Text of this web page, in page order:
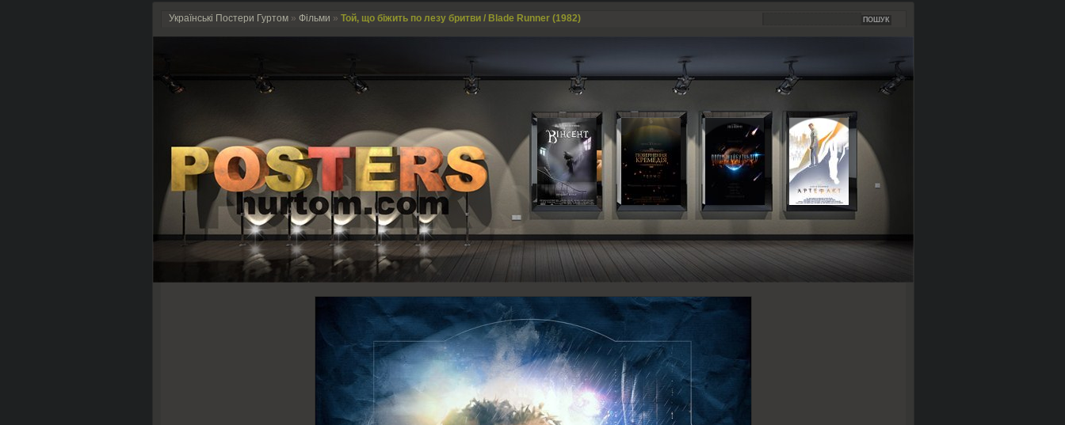
Українські Постери Гуртом » Фільми » Той, що біжить по лезу бритви / Blade Runner (1982)